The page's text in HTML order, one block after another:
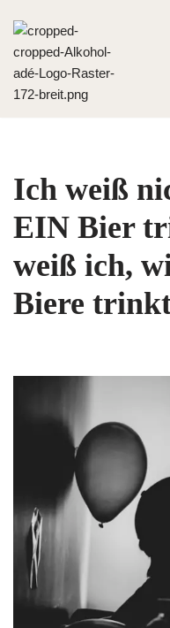
Zum
Inhalt
springen
Ich weiß
EIN Bier
weiß ich,
Biere